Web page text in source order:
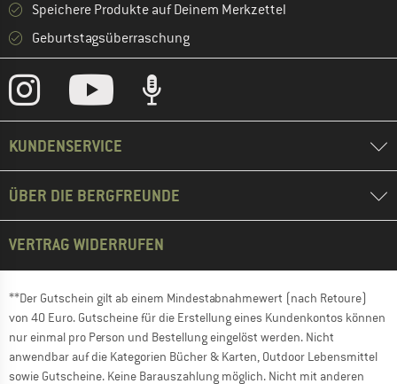
Speichere Produkte auf Deinem Merkzettel
Geburtstagsüberraschung
KUNDENSERVICE
ÜBER DIE BERGFREUNDE
VERTRAG WIDERRUFEN
**Der Gutschein gilt ab einem Mindestabnahmewert (nach Retoure)
von 40 Euro. Gutscheine für die Erstellung eines Kundenkontos können
nur einmal pro Person und Bestellung eingelöst werden. Nicht
anwendbar auf die Kategorien Bücher & Karten, Outdoor Lebensmittel
sowie Gutscheine. Keine Barauszahlung möglich. Nicht mit anderen